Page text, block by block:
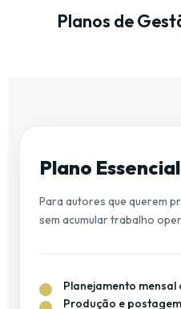
Planos de
Plano Essencial
Para autores que querem
sem acumular trabalho
Planejamento mensal
Produção e